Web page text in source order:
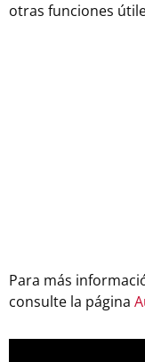
otras funciones
Para más
consulte la página